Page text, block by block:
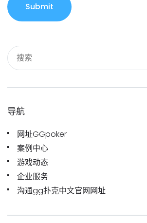
Submit
导航
网址GGpoker
案例中心
游戏动态
企业服务
沟通gg扑克中文官网网址